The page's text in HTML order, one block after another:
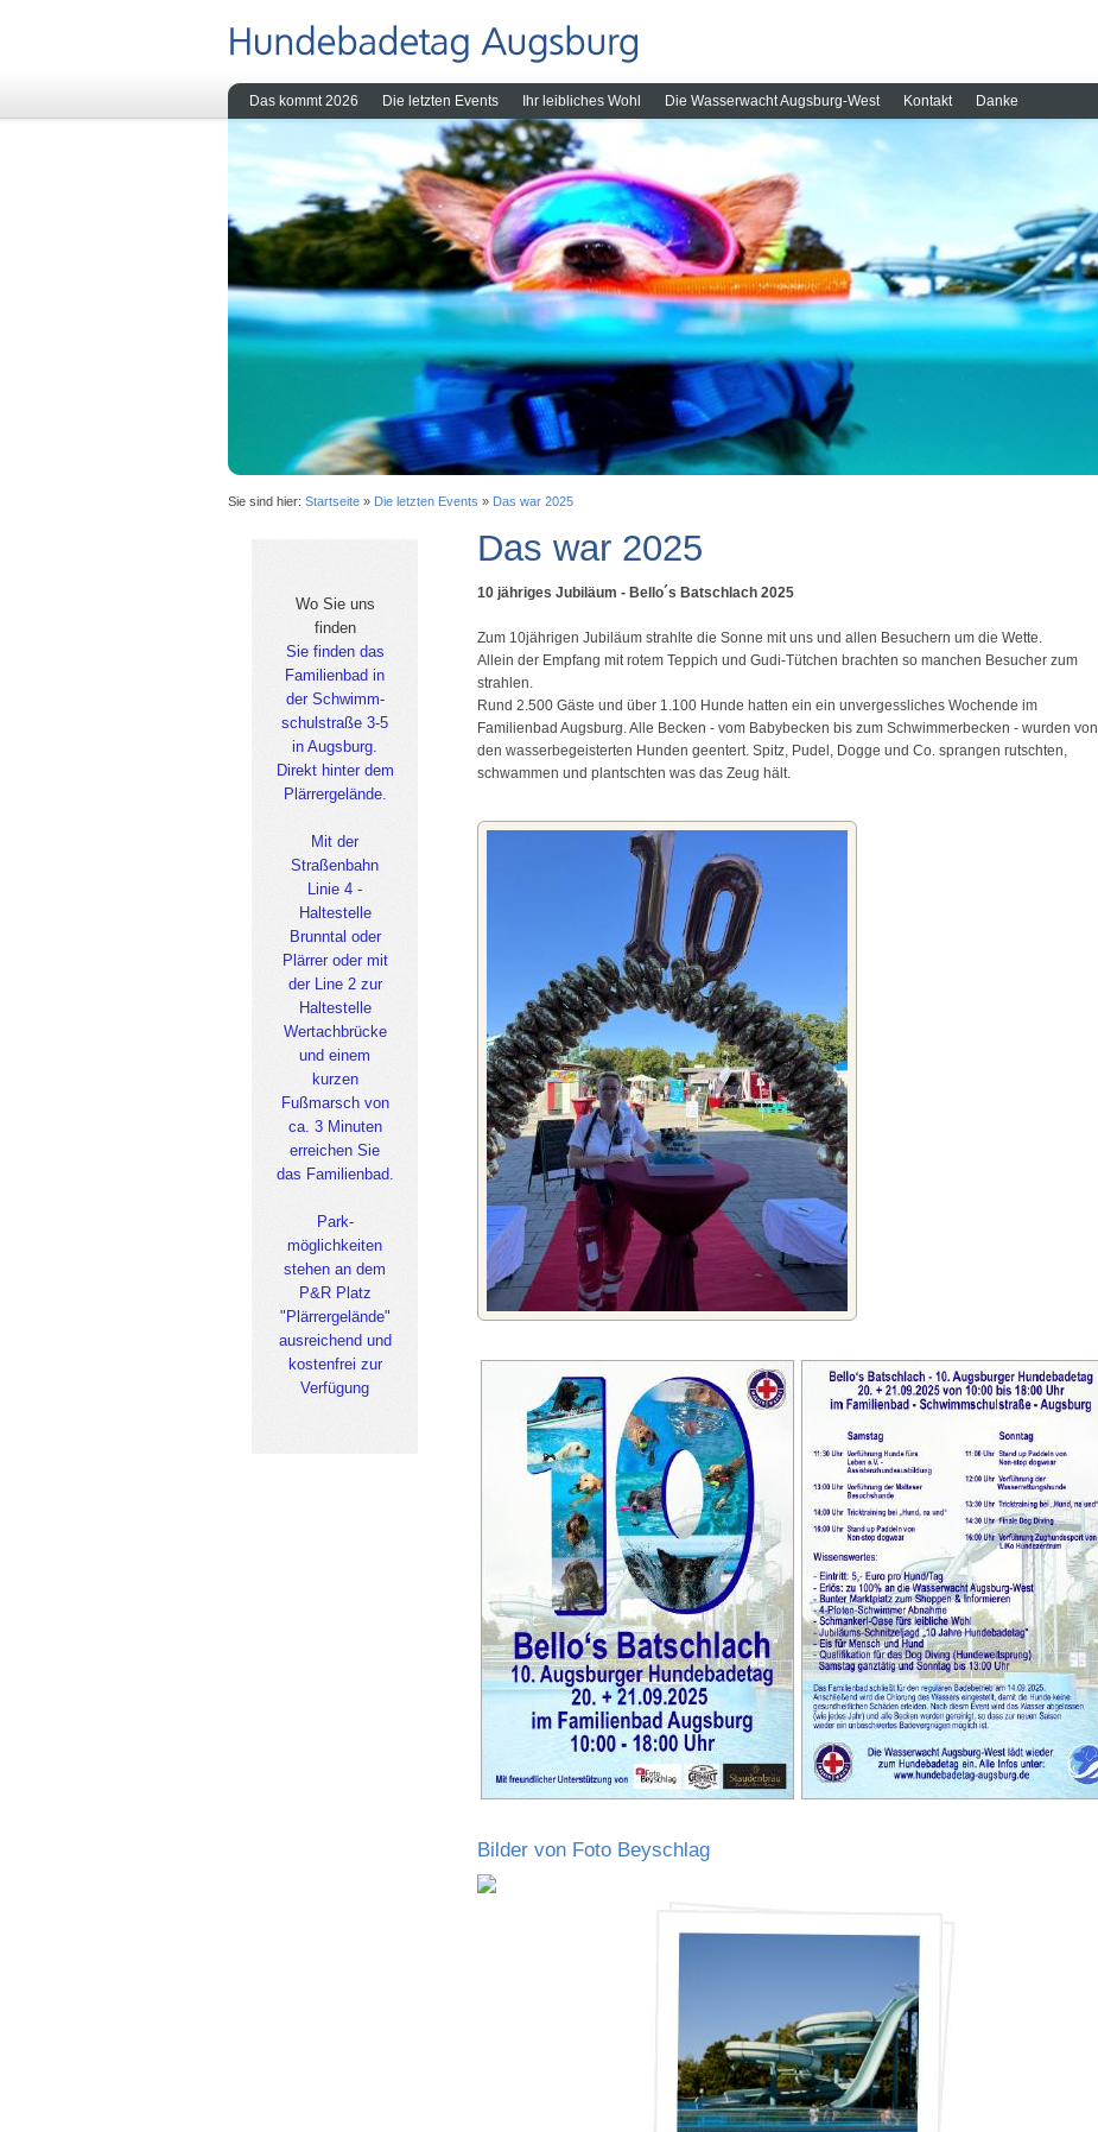
Das kommt 2026 Die letzten Events Ihr leibliches Wohl Die Wasserwacht Augsburg-West Kontakt Danke
Sie sind hier: Startseite » Die letzten Events » Das war 2025
Wo Sie uns
finden
Sie finden das
Familienbad in
der Schwimm-
schulstraße 3-5
in Augsburg.
Direkt hinter dem
Plärrergelände.
Mit der
Straßenbahn
Linie 4 -
Haltestelle
Brunntal oder
Plärrer oder mit
der Line 2 zur
Haltestelle
Wertachbrücke
und einem
kurzen
Fußmarsch von
ca. 3 Minuten
erreichen Sie
das Familienbad.
Park-
möglichkeiten
stehen an dem
P&R Platz
"Plärrergelände"
ausreichend und
kostenfrei zur
Verfügung
Das war 2025
10 jähriges Jubiläum - Bello´s Batschlach 2025
Zum 10jährigen Jubiläum strahlte die Sonne mit uns und allen Besuchern um die Wette.
Allein der Empfang mit rotem Teppich und Gudi-Tütchen brachten so manchen Besucher zum
strahlen.
Rund 2.500 Gäste und über 1.100 Hunde hatten ein ein unvergessliches Wochende im
Familienbad Augsburg. Alle Becken - vom Babybecken bis zum Schwimmerbecken - wurden von
den wasserbegeisterten Hunden geentert. Spitz, Pudel, Dogge und Co. sprangen rutschten,
schwammen und plantschten was das Zeug hält.
Bilder von Foto Beyschlag